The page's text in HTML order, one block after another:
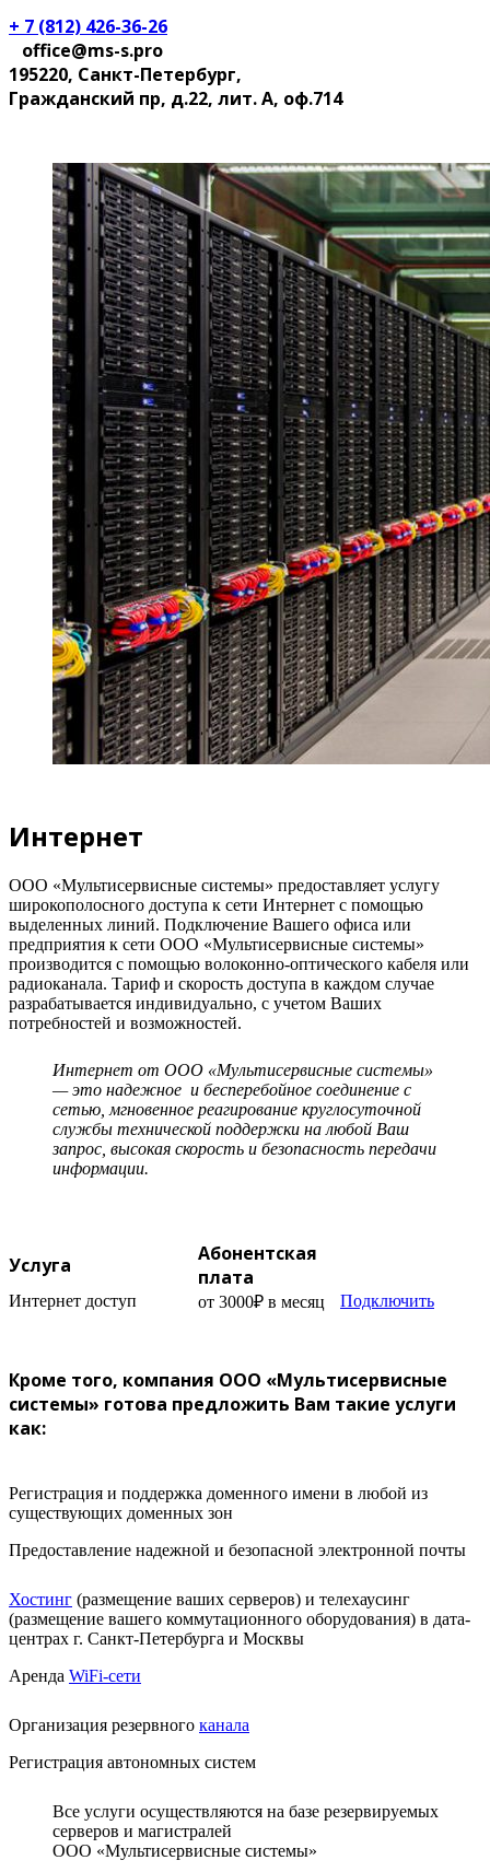
+ 7 (812) 426-36-26
office@ms-s.pro
195220, Санкт-Петербург,
Гражданский пр, д.22, лит. А, оф.714
Интернет
ООО «Мультисервисные системы» предоставляет услугу
широкополосного доступа к сети Интернет с помощью
выделенных линий. Подключение Вашего офиса или
предприятия к сети ООО «Мультисервисные системы»
производится с помощью волоконно-оптического кабеля или
радиоканала. Тариф и скорость доступа в каждом случае
разрабатывается индивидуально, с учетом Ваших
потребностей и возможностей.
Интернет от ООО «Мультисервисные системы»
— это надежное и бесперебойное соединение с
сетью, мгновенное реагирование круглосуточной
службы технической поддержки на любой Ваш
запрос, высокая скорость и безопасность передачи
информации.
Услуга
Абонентская
плата
Интернет доступ от 3000₽ в месяц Подключить
Кроме того, компания ООО «Мультисервисные
системы» готова предложить Вам такие услуги
как:
Регистрация и поддержка доменного имени в любой из
существующих доменных зон
Предоставление надежной и безопасной электронной почты
Хостинг (размещение ваших серверов) и телехаусинг
(размещение вашего коммутационного оборудования) в дата-
центрах г. Санкт-Петербурга и Москвы
Аренда WiFi-сети
Организация резервного канала
Регистрация автономных систем
Все услуги осуществляются на базе резервируемых
серверов и магистралей
ООО «Мультисервисные системы»